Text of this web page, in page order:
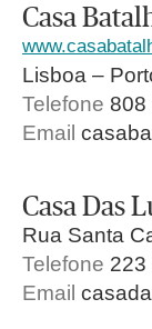
Casa
Lisboa –
Telefone 808
Email
Casa Das
Rua Santa
Telefone 223
Email